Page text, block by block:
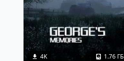
4K 1.76 ГБ